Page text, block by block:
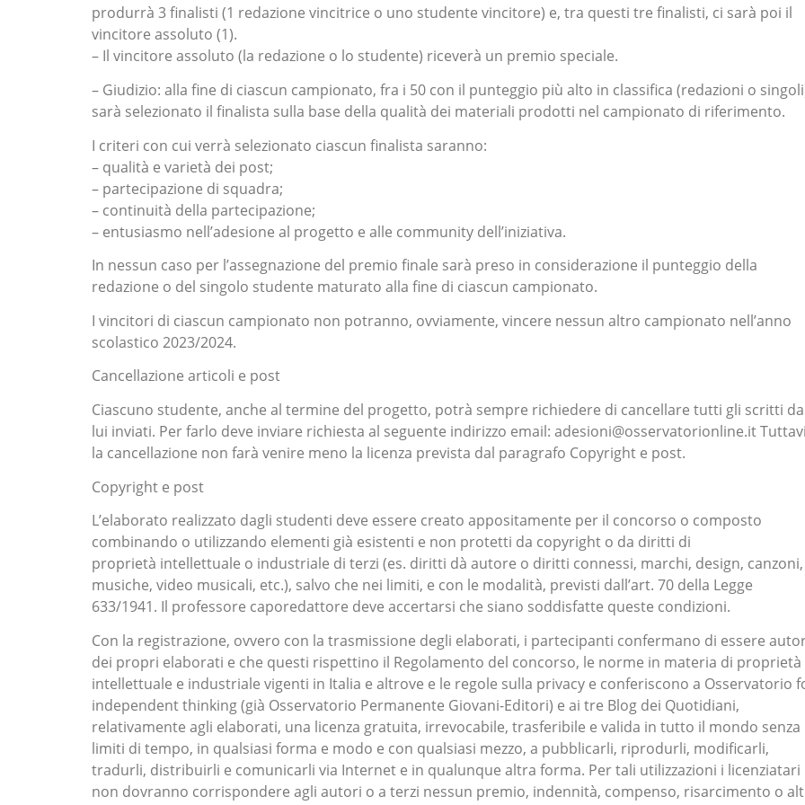
produrrà 3 finalisti (1 redazione vincitrice o uno studente vincitore) e, tra questi tre finalisti, ci sarà poi il
vincitore assoluto (1).
– Il vincitore assoluto (la redazione o lo studente) riceverà un premio speciale.
– Giudizio: alla fine di ciascun campionato, fra i 50 con il punteggio più alto in classifica (redazioni o
sarà selezionato il finalista sulla base della qualità dei materiali prodotti nel campionato di riferimento.
I criteri con cui verrà selezionato ciascun finalista saranno:
– qualità e varietà dei post;
– partecipazione di squadra;
– continuità della partecipazione;
– entusiasmo nell’adesione al progetto e alle community dell’iniziativa.
In nessun caso per l’assegnazione del premio finale sarà preso in considerazione il punteggio della
redazione o del singolo studente maturato alla fine di ciascun campionato.
I vincitori di ciascun campionato non potranno, ovviamente, vincere nessun altro campionato nell’anno
scolastico 2023/2024.
Cancellazione articoli e post
Ciascuno studente, anche al termine del progetto, potrà sempre richiedere di cancellare tutti gli scritti da
lui inviati. Per farlo deve inviare richiesta al seguente indirizzo email: adesioni@osservatorionline.it
la cancellazione non farà venire meno la licenza prevista dal paragrafo Copyright e post.
Copyright e post
L’elaborato realizzato dagli studenti deve essere creato appositamente per il concorso o composto
combinando o utilizzando elementi già esistenti e non protetti da copyright o da diritti di
proprietà intellettuale o industriale di terzi (es. diritti dà autore o diritti connessi, marchi, design, canzoni,
musiche, video musicali, etc.), salvo che nei limiti, e con le modalità, previsti dall’art. 70 della Legge
633/1941. Il professore caporedattore deve accertarsi che siano soddisfatte queste condizioni.
Con la registrazione, ovvero con la trasmissione degli elaborati, i partecipanti confermano di essere
dei propri elaborati e che questi rispettino il Regolamento del concorso, le norme in materia di proprietà
intellettuale e industriale vigenti in Italia e altrove e le regole sulla privacy e conferiscono a Osservatorio
independent thinking (già Osservatorio Permanente Giovani-Editori) e ai tre Blog dei Quotidiani,
relativamente agli elaborati, una licenza gratuita, irrevocabile, trasferibile e valida in tutto il mondo senza
limiti di tempo, in qualsiasi forma e modo e con qualsiasi mezzo, a pubblicarli, riprodurli, modificarli,
tradurli, distribuirli e comunicarli via Internet e in qualunque altra forma. Per tali utilizzazioni i licenziatari
non dovranno corrispondere agli autori o a terzi nessun premio, indennità, compenso, risarcimento o